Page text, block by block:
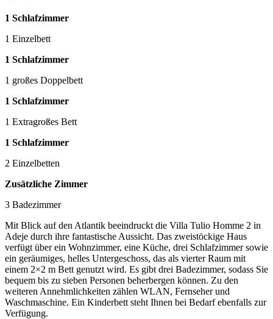
1 Schlafzimmer
1 Einzelbett
1 Schlafzimmer
1 großes Doppelbett
1 Schlafzimmer
1 Extragroßes Bett
1 Schlafzimmer
2 Einzelbetten
Zusätzliche Zimmer
3 Badezimmer
Mit Blick auf den Atlantik beeindruckt die Villa Tulio Homme 2 in
Adeje durch ihre fantastische Aussicht. Das zweistöckige Haus
verfügt über ein Wohnzimmer, eine Küche, drei Schlafzimmer sowie
ein geräumiges, helles Untergeschoss, das als vierter Raum mit
einem 2×2 m Bett genutzt wird. Es gibt drei Badezimmer, sodass Sie
bequem bis zu sieben Personen beherbergen können. Zu den
weiteren Annehmlichkeiten zählen WLAN, Fernseher und
Waschmaschine. Ein Kinderbett steht Ihnen bei Bedarf ebenfalls zur
Verfügung.